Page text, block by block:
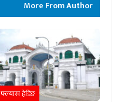
More From Author
फ्ल्यास हेडिङ